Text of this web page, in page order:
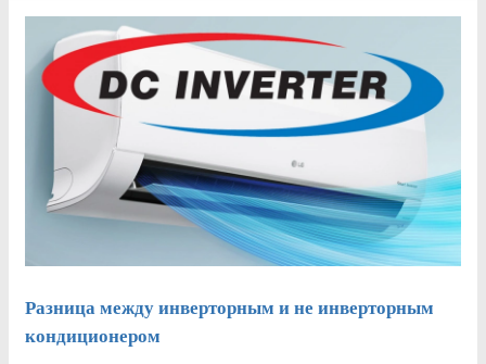
Разница между инверторным и не инверторным
кондиционером